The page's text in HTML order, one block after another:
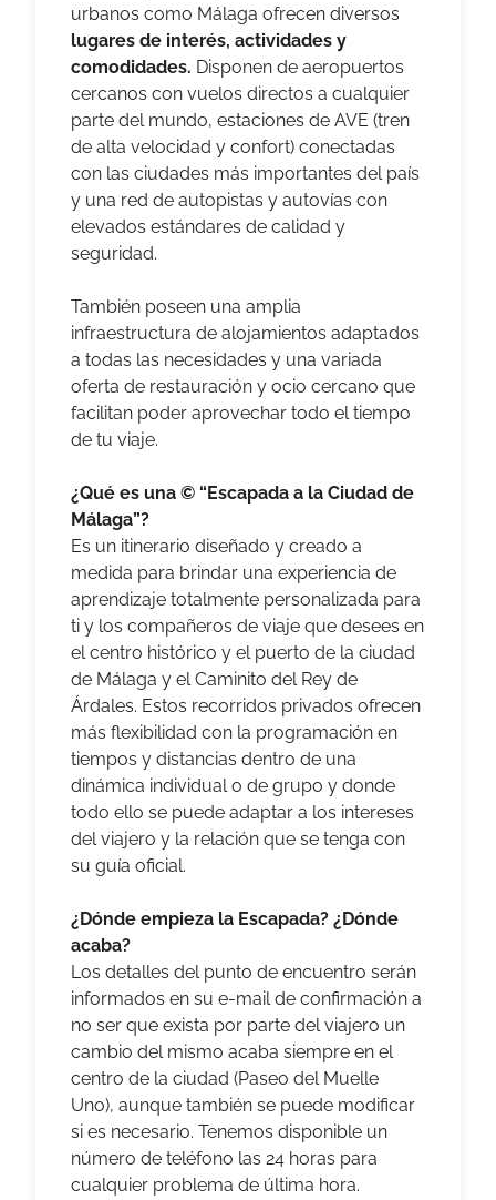
urbanos como Málaga ofrecen diversos
lugares de interés, actividades y
comodidades. Disponen de aeropuertos
cercanos con vuelos directos a cualquier
parte del mundo, estaciones de AVE (tren
de alta velocidad y confort) conectadas
con las ciudades más importantes del país
y una red de autopistas y autovías con
elevados estándares de calidad y
seguridad.
También poseen una amplia
infraestructura de alojamientos adaptados
a todas las necesidades y una variada
oferta de restauración y ocio cercano que
facilitan poder aprovechar todo el tiempo
de tu viaje.
¿Qué es una © “Escapada a la Ciudad de
Málaga”?
Es un itinerario diseñado y creado a
medida para brindar una experiencia de
aprendizaje totalmente personalizada para
ti y los compañeros de viaje que desees en
el centro histórico y el puerto de la ciudad
de Málaga y el Caminito del Rey de
Árdales. Estos recorridos privados ofrecen
más flexibilidad con la programación en
tiempos y distancias dentro de una
dinámica individual o de grupo y donde
todo ello se puede adaptar a los intereses
del viajero y la relación que se tenga con
su guía oficial.
¿Dónde empieza la Escapada? ¿Dónde
acaba?
Los detalles del punto de encuentro serán
informados en su e-mail de confirmación a
no ser que exista por parte del viajero un
cambio del mismo acaba siempre en el
centro de la ciudad (Paseo del Muelle
Uno), aunque también se puede modificar
si es necesario. Tenemos disponible un
número de teléfono las 24 horas para
cualquier problema de última hora.